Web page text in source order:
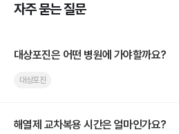
자주 묻는 질문
대상포진은 어떤 병원에 가야할까요?
대상포진
해열제 교차복용 시간은 얼마인가요?